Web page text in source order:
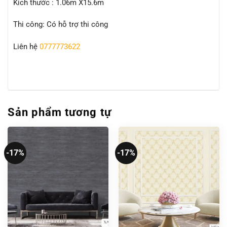
Kích thước : 1.06m X15.6m
Thi công: Có hỗ trợ thi công
Liên hệ 0777773622
Sản phẩm tương tự
-17% -17%